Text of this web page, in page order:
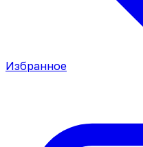
Избранное